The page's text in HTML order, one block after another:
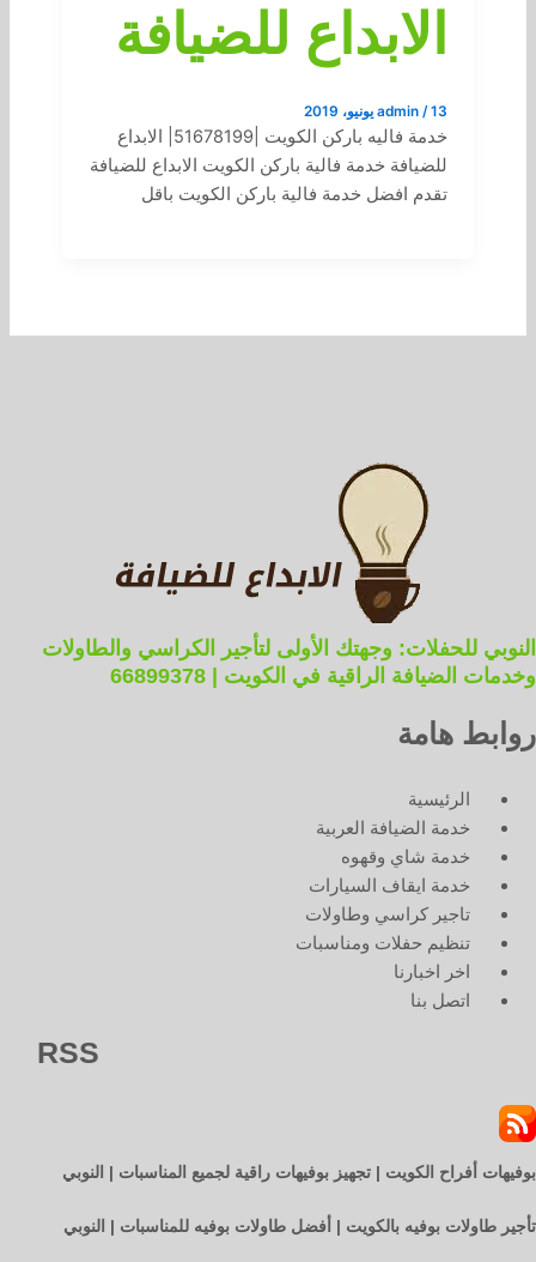
الابداع للضيافة
admin /13 يونيو، 2019
خدمة فاليه باركن الكويت |51678199| الابداع
للضيافة خدمة فالية باركن الكويت الابداع للضيافة
تقدم افضل خدمة فالية باركن الكويت باقل
النوبي للحفلات: وجهتك الأولى لتأجير الكراسي والطاولات
وخدمات الضيافة الراقية في الكويت | 66899378
روابط هامة
الرئيسية
خدمة الضيافة العربية
خدمة شاي وقهوه
خدمة ايقاف السيارات
تاجير كراسي وطاولات
تنظيم حفلات ومناسبات
اخر اخبارنا
اتصل بنا
RSS
بوفيهات أفراح الكويت | تجهيز بوفيهات راقية لجميع المناسبات | النوبي
تأجير طاولات بوفيه بالكويت | أفضل طاولات بوفيه للمناسبات | النوبي